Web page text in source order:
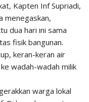
Kapten Inf Supriadi,
menegaskan,
dua hari ini sama
fisik bangunan.
keran-keran air
wadah-wadah milik
warga lokal